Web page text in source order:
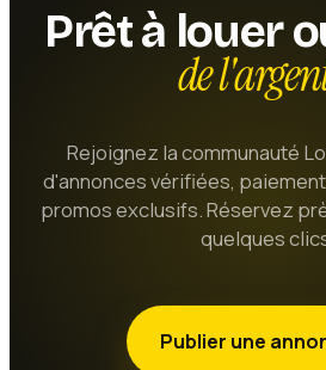
Prêt à louer
de
Rejoignez la communauté
d'annonces vérifiées,
promos exclusifs. Réservez
quelques
Publier une